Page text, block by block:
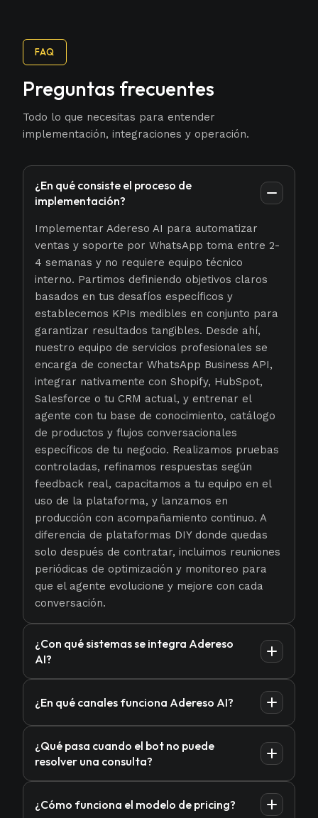
FAQ
Preguntas frecuentes
Todo lo que necesitas para entender
implementación, integraciones y operación.
¿En qué consiste el proceso de
implementación?
Implementar Adereso AI para automatizar
ventas y soporte por WhatsApp toma entre 2-
4 semanas y no requiere equipo técnico
interno. Partimos definiendo objetivos claros
basados en tus desafíos específicos y
establecemos KPIs medibles en conjunto para
garantizar resultados tangibles. Desde ahí,
nuestro equipo de servicios profesionales se
encarga de conectar WhatsApp Business API,
integrar nativamente con Shopify, HubSpot,
Salesforce o tu CRM actual, y entrenar el
agente con tu base de conocimiento, catálogo
de productos y flujos conversacionales
específicos de tu negocio. Realizamos pruebas
controladas, refinamos respuestas según
feedback real, capacitamos a tu equipo en el
uso de la plataforma, y lanzamos en
producción con acompañamiento continuo. A
diferencia de plataformas DIY donde quedas
solo después de contratar, incluimos reuniones
periódicas de optimización y monitoreo para
que el agente evolucione y mejore con cada
conversación.
¿Con qué sistemas se integra Adereso
AI?
plataformas más utilizadas: Salesforce,
directamente con tu CRM y ecommerce sin
integraciones custom con cualquier sistema o
¿En qué canales funciona Adereso AI?
conversaciones en todos los canales donde tus
clientes te buscan: WhatsApp Business API,
Instagram, Facebook Messenger, Twitter (X),
LinkedIn, Webchat y correo electrónico. Esto
¿Qué pasa cuando el bot no puede
resolver una consulta?
cliente debe reiniciar la conversación, en
¿Cómo funciona el modelo de pricing?